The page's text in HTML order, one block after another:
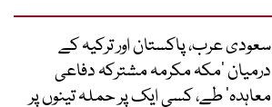
سعودی عرب، پاکستان اور ترکیہ کے
درمیان ’مکہ مکرمہ مشترکہ دفاعی
معاہدہ‘ طے، کسی ایک پر حملہ تینوں پر